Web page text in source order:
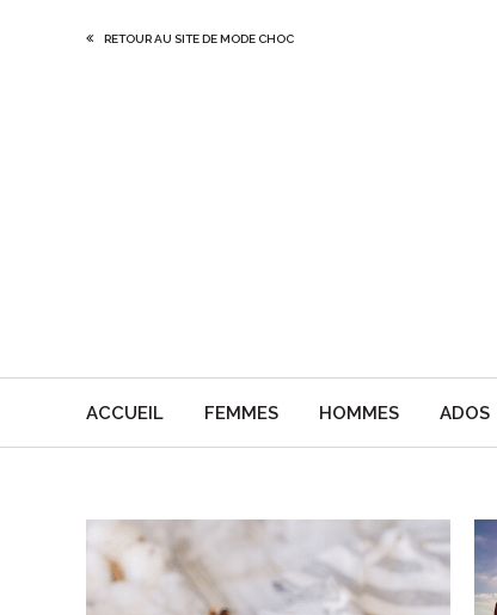
RETOUR AU SITE DE MODE CHOC
ACCUEIL FEMMES HOMMES ADOS